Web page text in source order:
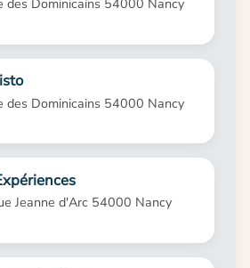
des Dominicains 54000 Nancy
des Dominicains 54000 Nancy
Jeanne d'Arc 54000 Nancy